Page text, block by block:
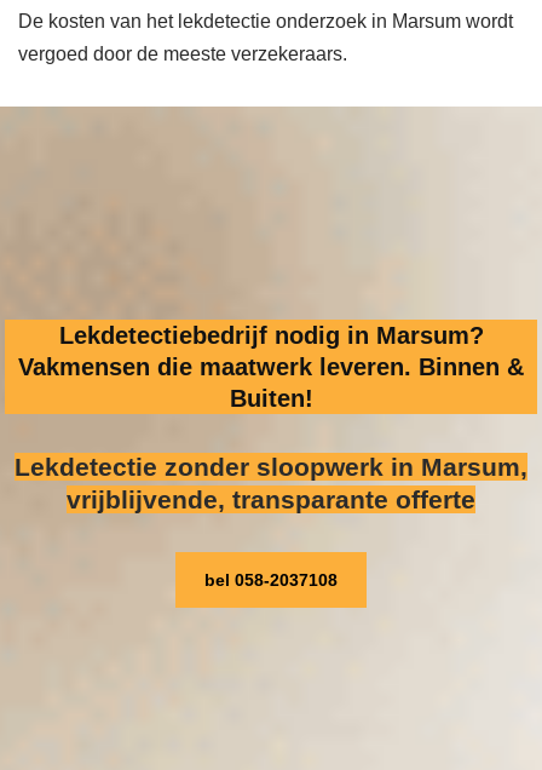
De kosten van het lekdetectie onderzoek in Marsum wordt
vergoed door de meeste verzekeraars.
Lekdetectiebedrijf nodig in Marsum?
Vakmensen die maatwerk leveren. Binnen &
Buiten!
Lekdetectie zonder sloopwerk in Marsum,
vrijblijvende, transparante offerte
bel 058-2037108